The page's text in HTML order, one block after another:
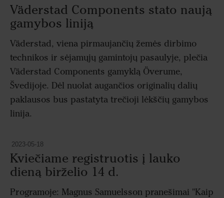
Väderstad Components stato naują
gamybos liniją
Väderstad, viena pirmaujančių žemės dirbimo
technikos ir sėjamųjų gamintojų pasaulyje, plečia
Väderstad Components gamyklą Överume,
Švedijoje. Dėl nuolat augančios originalių dalių
paklausos bus pastatyta trečioji lėkščių gamybos
linija.
2023-05-18
Kviečiame registruotis į lauko
dieną birželio 14 d.
Programoje: Magnus Samuelsson pranešimai "Kaip